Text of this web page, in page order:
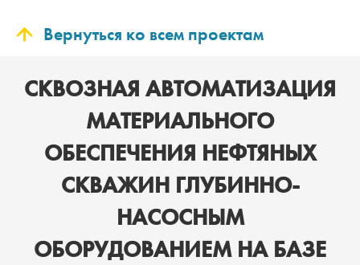
Вернуться ко всем проектам
СКВОЗНАЯ АВТОМАТИЗАЦИЯ
МАТЕРИАЛЬНОГО
ОБЕСПЕЧЕНИЯ НЕФТЯНЫХ
СКВАЖИН ГЛУБИННО-
НАСОСНЫМ
ОБОРУДОВАНИЕМ НА БАЗЕ